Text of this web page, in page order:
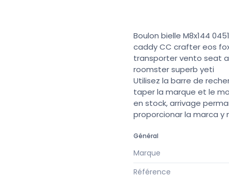
Boulon bielle M8x144
caddy CC crafter eos
transporter vento seat
roomster superb yeti
Utilisez la barre de
taper la marque et le
en stock, arrivage
proporcionar la marca y
Général
Marque
Référence